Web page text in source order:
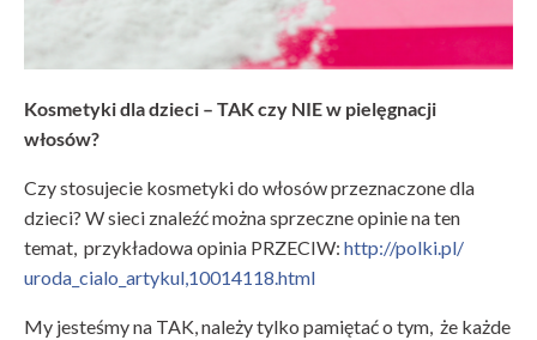
Kosmetyki dla dzieci – TAK czy NIE w pielęgnacji
włosów?
Czy stosujecie kosmetyki do włosów przeznaczone dla
dzieci? W sieci znaleźć można sprzeczne opinie na ten
temat, przykładowa opinia PRZECIW: http://polki.pl/
uroda_cialo_artykul,10014118.html
My jesteśmy na TAK, należy tylko pamiętać o tym, że każde